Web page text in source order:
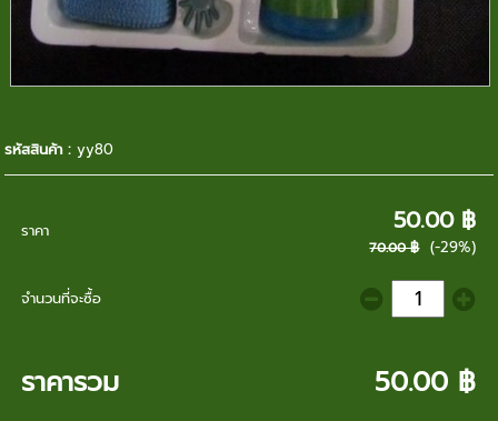
รหัสสินค้า :yy80
ราคา 50.00 ฿
70.00 ฿ (-29%)
จำนวนที่จะซื้อ
ราคารวม 50.00 ฿